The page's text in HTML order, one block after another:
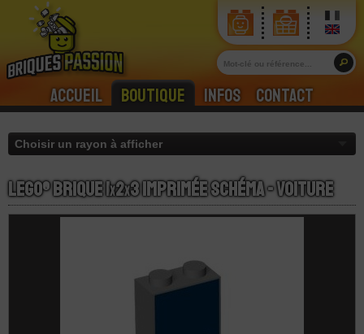
Accueil Boutique Infos Contact
LEGO® Brique 1x2x3 Imprimée Schéma - Voiture